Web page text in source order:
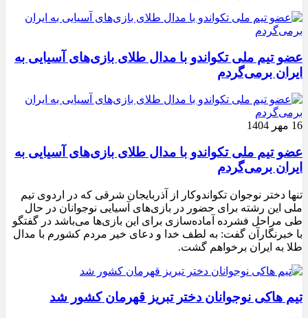
عضو تیم ملی تکواندو با مدال طلای بازی‌های آسیایی به
ایران برمی‌گردم
16 مهر 1404
عضو تیم ملی تکواندو با مدال طلای بازی‌های آسیایی به
ایران برمی‌گردم
تنها دختر نوجوان تکواندوکار از آذربایجان شرقی که در اردوی تیم
ملی این رشته برای حضور در بازی‌های آسیایی نوجوانان در حال
طی مراحل فشرده آماده‌سازی برای این بازی‌ها می‌باشد در گفتگو
با خبرنگارآن گفت: به لطف خدا و دعای خیر مردم کشورم با مدال
طلا به ایران برخواهم گشت.
تیم هاکی نوجوانان دختر تبریز قهرمان کشور شد